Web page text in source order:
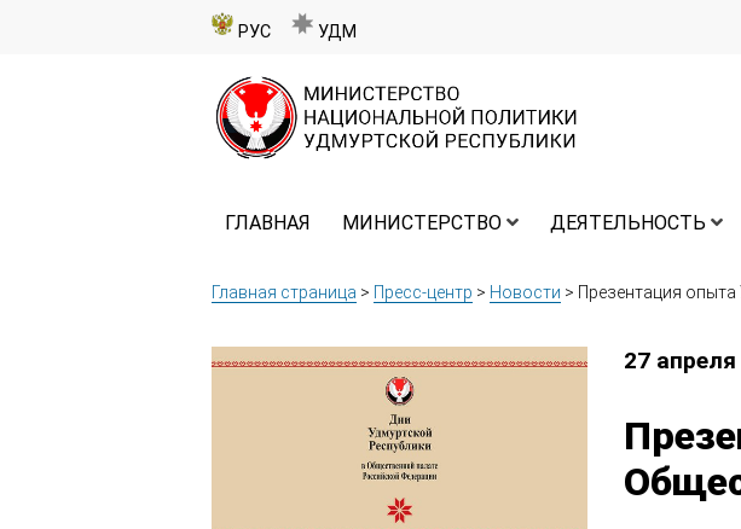
РУС УДМ
ГЛАВНАЯ МИНИСТЕРСТВО ДЕЯТЕЛЬНОСТЬ
Главная страница > Пресс-центр > Новости > Презентация
27